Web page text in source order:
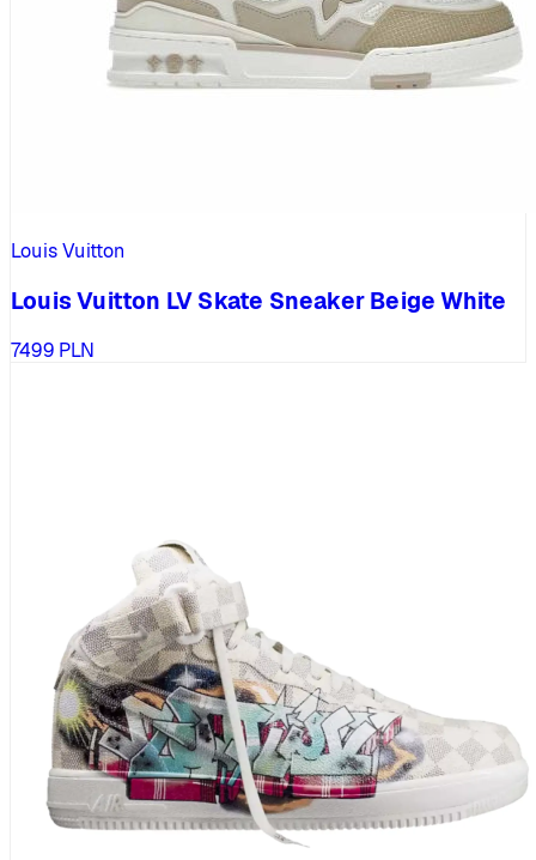
Louis Vuitton
Louis Vuitton LV Skate Sneaker Beige White
7499 PLN